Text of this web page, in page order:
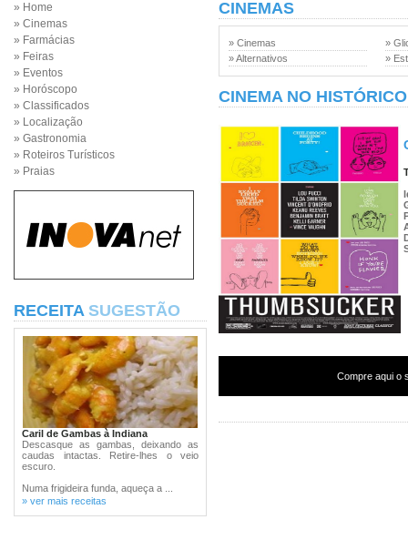
» Home
» Cinemas
» Farmácias
» Feiras
» Eventos
» Horóscopo
» Classificados
» Localização
» Gastronomia
» Roteiros Turísticos
» Praias
RECEITA SUGESTÃO
Caril de Gambas à Indiana
Descasque as gambas, deixando as
caudas intactas. Retire-lhes o veio
escuro.
Numa frigideira funda, aqueça a ...
» ver mais receitas
CINEMAS
» Cinemas
» Alternativos
»
»
CINEMA NO HISTÓRICO
Compre aqui o